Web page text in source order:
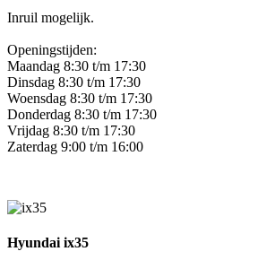
Inruil mogelijk.
Openingstijden:
Maandag 8:30 t/m 17:30
Dinsdag 8:30 t/m 17:30
Woensdag 8:30 t/m 17:30
Donderdag 8:30 t/m 17:30
Vrijdag 8:30 t/m 17:30
Zaterdag 9:00 t/m 16:00
Hyundai ix35